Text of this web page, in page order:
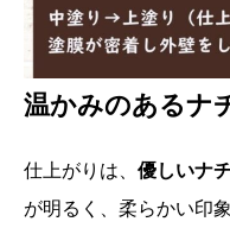
温かみのあるナ
仕上がりは、 優しいナ
が明るく、柔らかい印